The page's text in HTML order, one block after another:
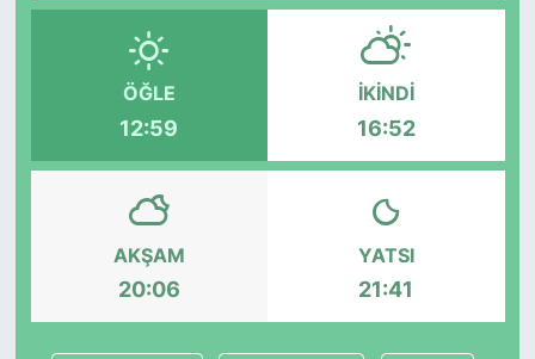
ÖĞLE
12:59
İKINDI
16:52
AKŞAM
20:06
YATSI
21:41